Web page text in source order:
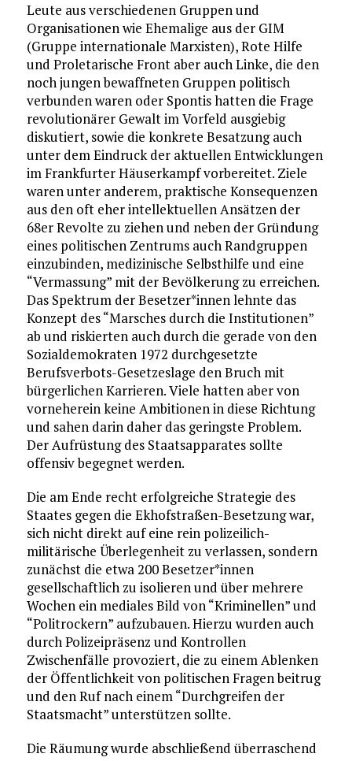
Leute aus verschiedenen Gruppen und
Organisationen wie Ehemalige aus der GIM
(Gruppe internationale Marxisten), Rote Hilfe
und Proletarische Front aber auch Linke, die den
noch jungen bewaffneten Gruppen politisch
verbunden waren oder Spontis hatten die Frage
revolutionärer Gewalt im Vorfeld ausgiebig
diskutiert, sowie die konkrete Besatzung auch
unter dem Eindruck der aktuellen Entwicklungen
im Frankfurter Häuserkampf vorbereitet. Ziele
waren unter anderem, praktische Konsequenzen
aus den oft eher intellektuellen Ansätzen der
68er Revolte zu ziehen und neben der Gründung
eines politischen Zentrums auch Randgruppen
einzubinden, medizinische Selbsthilfe und eine
“Vermassung” mit der Bevölkerung zu erreichen.
Das Spektrum der Besetzer*innen lehnte das
Konzept des “Marsches durch die Institutionen”
ab und riskierten auch durch die gerade von den
Sozialdemokraten 1972 durchgesetzte
Berufsverbots-Gesetzeslage den Bruch mit
bürgerlichen Karrieren. Viele hatten aber von
vorneherein keine Ambitionen in diese Richtung
und sahen darin daher das geringste Problem.
Der Aufrüstung des Staatsapparates sollte
offensiv begegnet werden.
Die am Ende recht erfolgreiche Strategie des
Staates gegen die Ekhofstraßen-Besetzung war,
sich nicht direkt auf eine rein polizeilich-
militärische Überlegenheit zu verlassen, sondern
zunächst die etwa 200 Besetzer*innen
gesellschaftlich zu isolieren und über mehrere
Wochen ein mediales Bild von “Kriminellen” und
“Politrockern” aufzubauen. Hierzu wurden auch
durch Polizeipräsenz und Kontrollen
Zwischenfälle provoziert, die zu einem Ablenken
der Öffentlichkeit von politischen Fragen beitrug
und den Ruf nach einem “Durchgreifen der
Staatsmacht” unterstützen sollte.
Die Räumung wurde abschließend überraschend